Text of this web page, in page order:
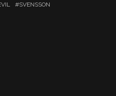
SVENSSON